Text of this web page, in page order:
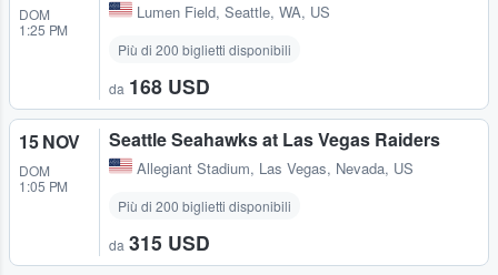
DOM
1:25 PM
Lumen Field, Seattle, WA, US
Più di 200 biglietti disponibili
da 168 USD
15 NOV
DOM
1:05 PM
Seattle Seahawks at Las Vegas Raiders
Allegiant Stadium, Las Vegas, Nevada, US
Più di 200 biglietti disponibili
da 315 USD